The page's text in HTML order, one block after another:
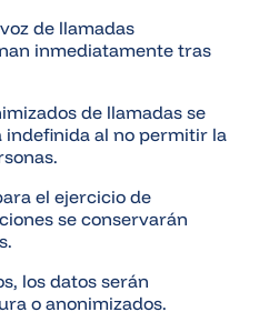
de llamadas
inmediatamente tras
de llamadas se
al no permitir la
el ejercicio de
se conservarán
los datos serán
o anonimizados.